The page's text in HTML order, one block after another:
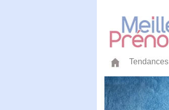
Tendances